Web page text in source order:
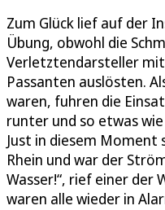
Zum Glück lief auf der
Übung, obwohl die
Verletztendarsteller
Passanten auslösten.
waren, fuhren die
runter und so etwas
Just in diesem
Rhein und war der
Wasser!“, rief einer der
waren alle wieder in